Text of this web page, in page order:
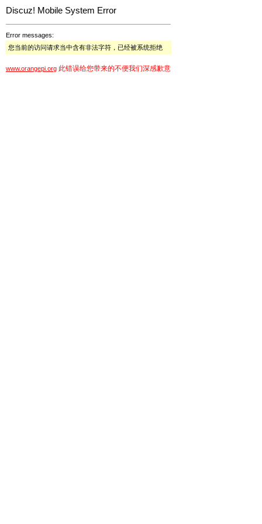
Discuz! Mobile System Error
Error messages:
您当前的访问请求当中含有非法字符，已经被系统拒绝
www.orangepi.org 此错误给您带来的不便我们深感歉意